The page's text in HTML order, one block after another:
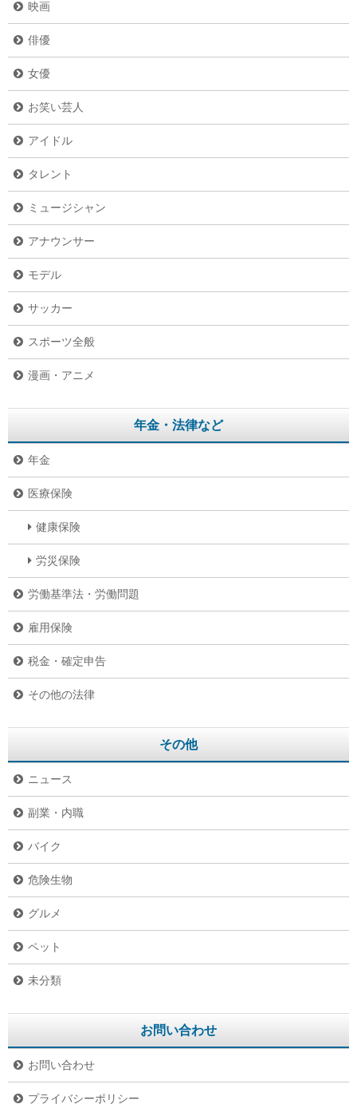
映画
俳優
女優
お笑い芸人
アイドル
タレント
ミュージシャン
アナウンサー
モデル
サッカー
スポーツ全般
漫画・アニメ
年金・法律など
年金
医療保険
健康保険
労災保険
労働基準法・労働問題
雇用保険
税金・確定申告
その他の法律
その他
ニュース
副業・内職
バイク
危険生物
グルメ
ペット
未分類
お問い合わせ
お問い合わせ
プライバシーポリシー